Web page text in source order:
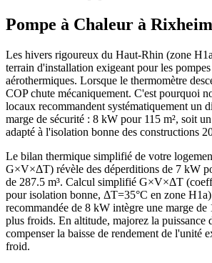
Pompe à Chaleur à Rixheim
Les hivers rigoureux du Haut-Rhin (zone
terrain d'installation exigeant pour les
aérothermiques. Lorsque le thermomètre
COP chute mécaniquement. C'est pourquoi
locaux recommandent systématiquement un
marge de sécurité : 8 kW pour 115 m², soit
adapté à l'isolation bonne des constructions
Le bilan thermique simplifié de votre
G×V×ΔT) révèle des déperditions de 7 kW
de 287.5 m³. Calcul simplifié G×V×ΔT
pour isolation bonne, ΔT=35°C en zone
recommandée de 8 kW intègre une marge de
plus froids. En altitude, majorez la puissance
compenser la baisse de rendement de l'unité
froid.